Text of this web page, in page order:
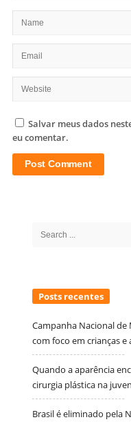
Salvar meus dados
eu comentar.
Search
Posts recentes
Campanha Nacional
com foco em crianças e
Quando a aparência
cirurgia plástica na
Brasil é eliminado pela